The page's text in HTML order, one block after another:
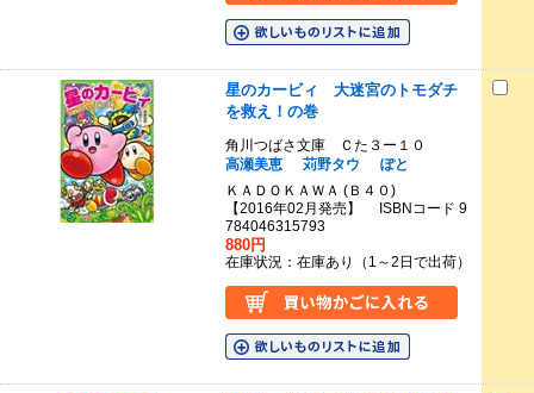
星のカービィ 大迷宮のトモダチ
を救え！の巻
角川つばさ文庫 Ｃた３ー１０
高瀬美恵
苅野タウ
ぽと
ＫＡＤＯＫＡＷＡ (Ｂ４０)
【2016年02月発売】 ISBNコード 9
784046315793
880円
在庫状況：在庫あり（1～2日で出荷）